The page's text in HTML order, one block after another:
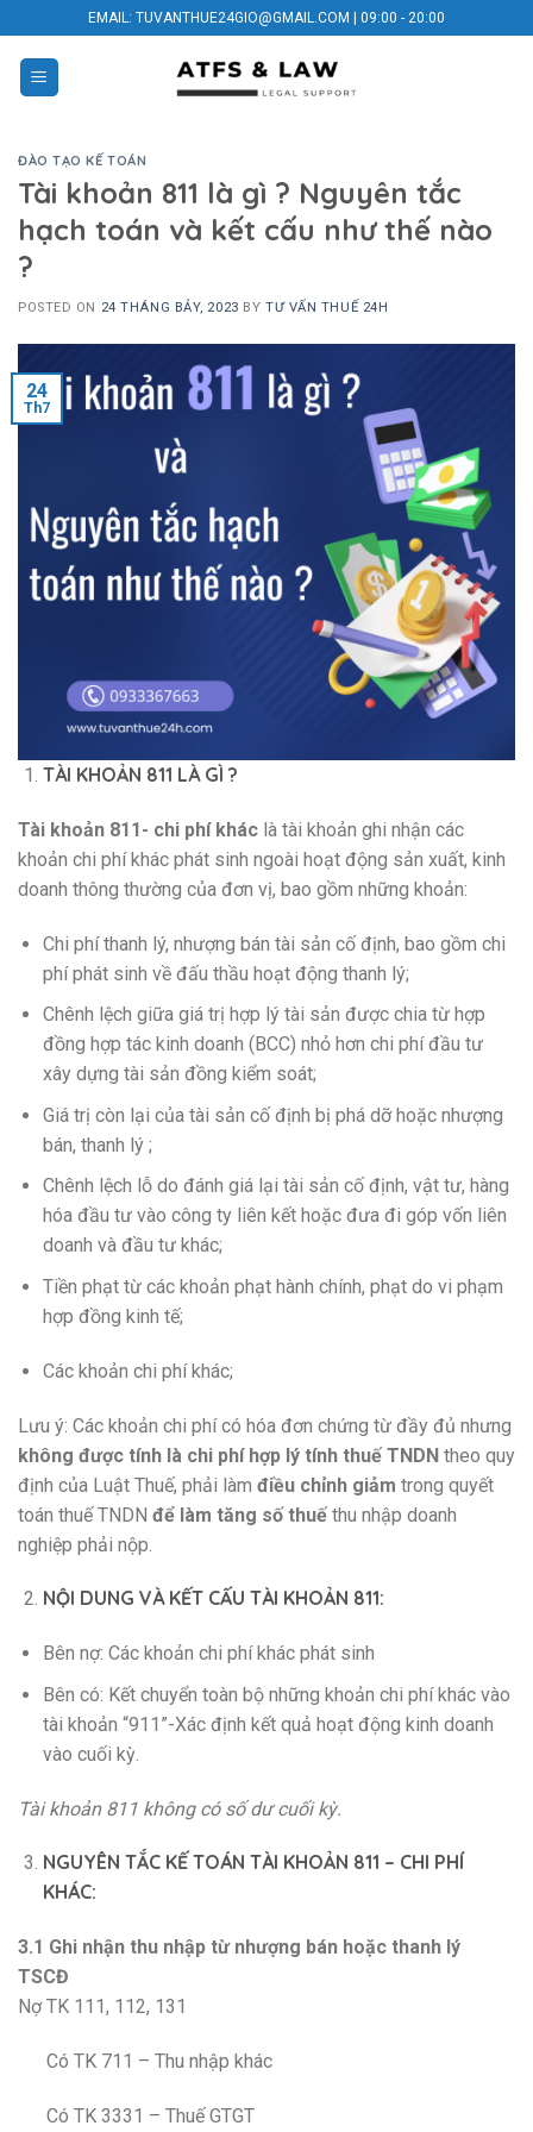
to
content
EMAIL: TUVANTHUE24GIO@GMAIL.COM | 09:00 - 20:00
ĐÀO TẠO KẾ TOÁN
Tài khoản 811 là gì ? Nguyên tắc
hạch toán và kết cấu như thế nào
?
POSTED ON 24 THÁNG BẢY, 2023 BY TƯ VẤN THUẾ 24H
24
Th7
TÀI KHOẢN 811 LÀ GÌ ?
Tài khoản 811- chi phí khác là tài khoản ghi nhận các
khoản chi phí khác phát sinh ngoài hoạt động sản xuất, kinh
doanh thông thường của đơn vị, bao gồm những khoản:
Chi phí thanh lý, nhượng bán tài sản cố định, bao gồm chi
phí phát sinh về đấu thầu hoạt động thanh lý;
Chênh lệch giữa giá trị hợp lý tài sản được chia từ hợp
đồng hợp tác kinh doanh (BCC) nhỏ hơn chi phí đầu tư
xây dựng tài sản đồng kiểm soát;
Giá trị còn lại của tài sản cố định bị phá dỡ hoặc nhượng
bán, thanh lý ;
Chênh lệch lỗ do đánh giá lại tài sản cố định, vật tư, hàng
hóa đầu tư vào công ty liên kết hoặc đưa đi góp vốn liên
doanh và đầu tư khác;
Tiền phạt từ các khoản phạt hành chính, phạt do vi phạm
hợp đồng kinh tế;
Các khoản chi phí khác;
Lưu ý: Các khoản chi phí có hóa đơn chứng từ đầy đủ nhưng
không được tính là chi phí hợp lý tính thuế TNDN theo quy
định của Luật Thuế, phải làm điều chỉnh giảm trong quyết
toán thuế TNDN để làm tăng số thuếthu nhập doanh
nghiệp phải nộp.
NỘI DUNG VÀ KẾT CẤU TÀI KHOẢN 811:
Bên nợ: Các khoản chi phí khác phát sinh
Bên có: Kết chuyển toàn bộ những khoản chi phí khác vào
tài khoản “911”-Xác định kết quả hoạt động kinh doanh
vào cuối kỳ.
Tài khoản 811 không có số dư cuối kỳ.
NGUYÊN TẮC KẾ TOÁN TÀI KHOẢN 811 – CHI PHÍ
KHÁC:
3.1 Ghi nhận thu nhập từ nhượng bán hoặc thanh lý
TSCĐ
Nợ TK 111, 112, 131
Có TK 711 – Thu nhập khác
Có TK 3331 – Thuế GTGT